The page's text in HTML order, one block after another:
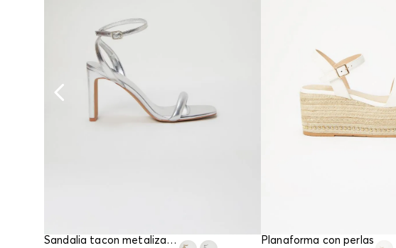
Sandalia tacon metalizada Planaforma con perlas